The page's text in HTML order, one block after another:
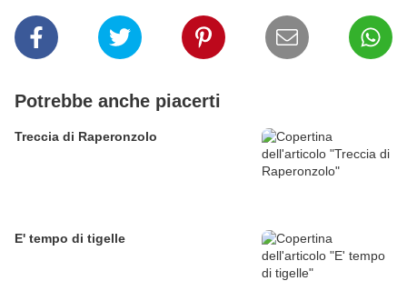
Potrebbe anche piacerti
Treccia di Raperonzolo
E' tempo di tigelle